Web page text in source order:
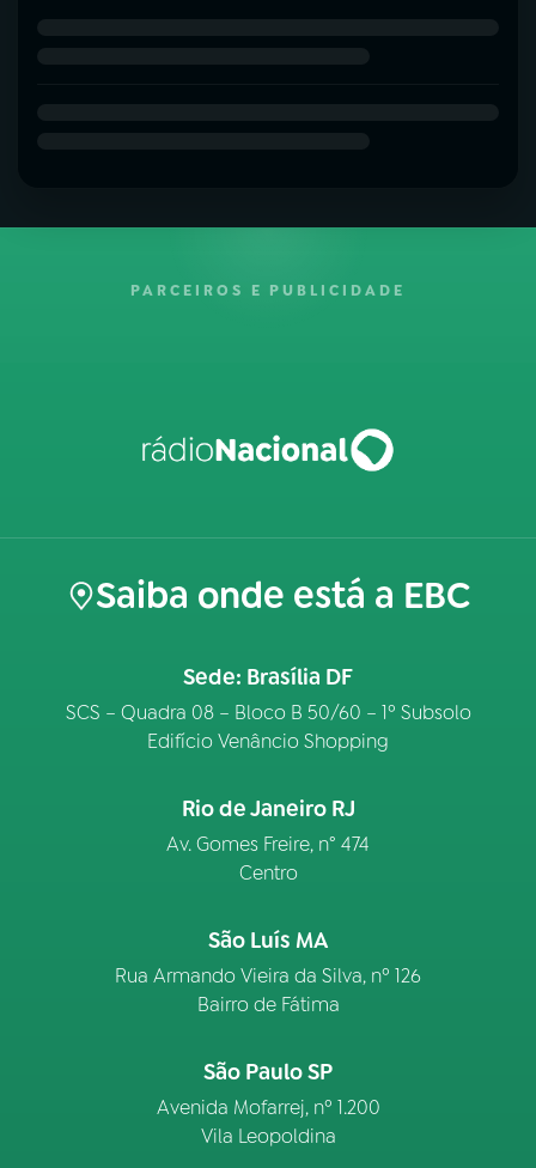
PARCEIROS E PUBLICIDADE
Saiba onde está a EBC
Sede: Brasília DF
SCS – Quadra 08 – Bloco B 50/60 – 1º Subsolo
Edifício Venâncio Shopping
Rio de Janeiro RJ
Av. Gomes Freire, n° 474
Centro
São Luís MA
Rua Armando Vieira da Silva, nº 126
Bairro de Fátima
São Paulo SP
Avenida Mofarrej, nº 1.200
Vila Leopoldina